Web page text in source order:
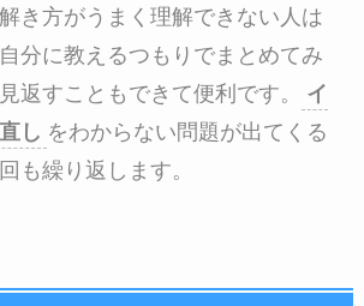
き方がうまく理解できない人は
分に教えるつもりでまとめてみ
返すこともできて便利です。
イ
し をわからない問題が出てくる
も繰り返します。